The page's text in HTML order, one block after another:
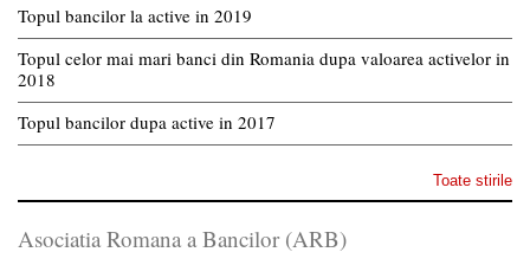
Topul bancilor la active in 2019
Topul celor mai mari banci din Romania dupa valoarea activelor in
2018
Topul bancilor dupa active in 2017
Toate stirile
Asociatia Romana a Bancilor (ARB)